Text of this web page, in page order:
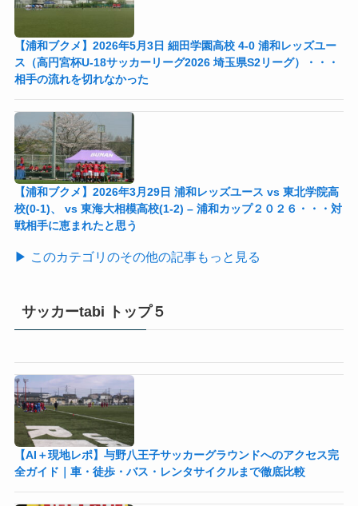
【浦和ブクメ】2026年5月3日 細田学園高校 4-0 浦和レッズユー
ス（高円宮杯U-18サッカーリーグ2026 埼玉県S2リーグ）・・・
相手の流れを切れなかった
【浦和ブクメ】2026年3月29日 浦和レッズユース vs 東北学院高
校(0-1)、 vs 東海大相模高校(1-2) – 浦和カップ２０２６・・・対
戦相手に恵まれたと思う
▶ このカテゴリのその他の記事もっと見る
サッカーtabi トップ５
【AI＋現地レポ】与野八王子󠁣󠁴󠁿󠁣󠁴󠁿サッカーグラウンドへのアクセス完
全ガイド｜車・徒歩・バス・レンタサイクルまで徹底比較